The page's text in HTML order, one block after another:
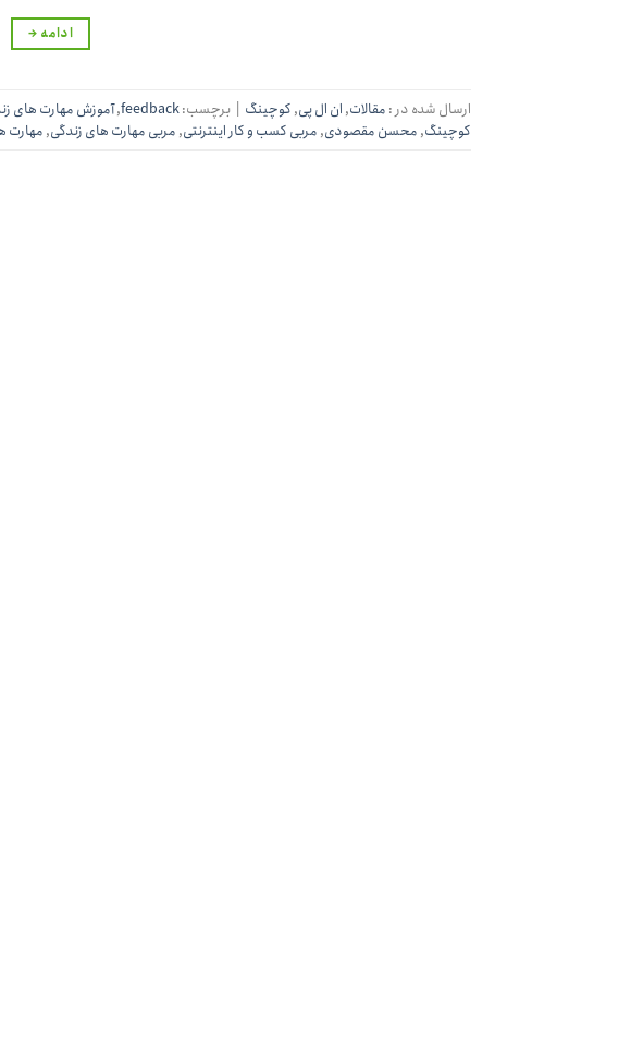
ادامه →
ارسال شده در : مقالات, ان ال پی, کوچینگ | برچسب:feedback
,آموزش مهارت های
کوچینگ, محسن مقصودی, مربی کسب و کار اینترنتی, مربی مهارت های زندگی, مهارت